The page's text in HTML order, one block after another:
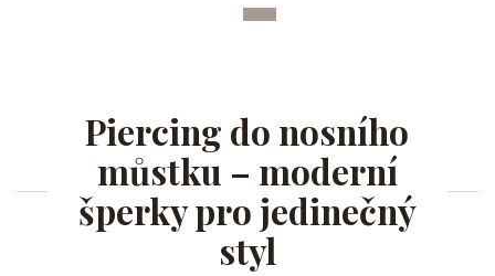
Piercing do nosního
můstku – moderní
šperky pro jedinečný
styl